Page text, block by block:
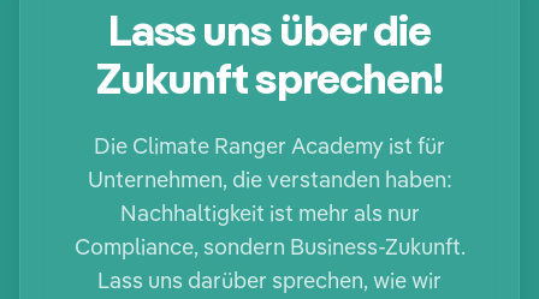
Lass uns über die
Zukunft sprechen!
Die Climate Ranger Academy ist für
Unternehmen, die verstanden haben:
Nachhaltigkeit ist mehr als nur
Compliance, sondern Business-Zukunft.
Lass uns darüber sprechen, wie wir